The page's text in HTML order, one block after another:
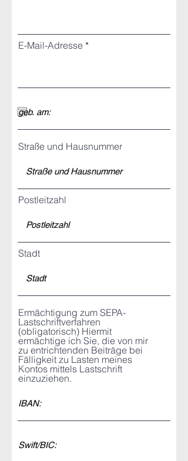
E-Mail-Adresse
Straße und Hausnummer
Postleitzahl
Stadt
Ermächtigung zum SEPA-
Lastschriftverfahren
(obligatorisch) Hiermit
ermächtige ich Sie, die von mir
zu entrichtenden Beiträge bei
Fälligkeit zu Lasten meines
Kontos mittels Lastschrift
einzuziehen.